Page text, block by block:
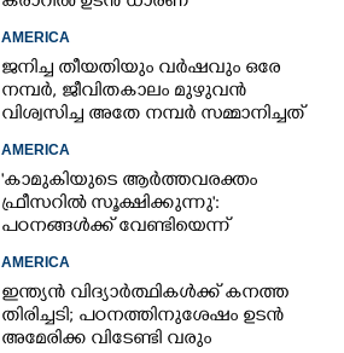
AMERICA
ജനിച്ച തീയതിയും വർഷവും ഒരേ
നമ്പർ, ജീവിതകാലം മുഴുവൻ
വിശ്വസിച്ച അതേ നമ്പർ സമ്മാനിച്ചത്
AMERICA
'കാമുകിയുടെ ആർത്തവരക്തം
ഫ്രീസറിൽ സൂക്ഷിക്കുന്നു':
പഠനങ്ങൾക്ക് വേണ്ടിയെന്ന്
ജോൺസന്റെ പോസ്റ്റ്
AMERICA
ഇന്ത്യൻ വിദ്യാർത്ഥികൾക്ക് കനത്ത
തിരിച്ചടി; പഠനത്തിനുശേഷം ഉടൻ
അമേരിക്ക വിടേണ്ടി വരും